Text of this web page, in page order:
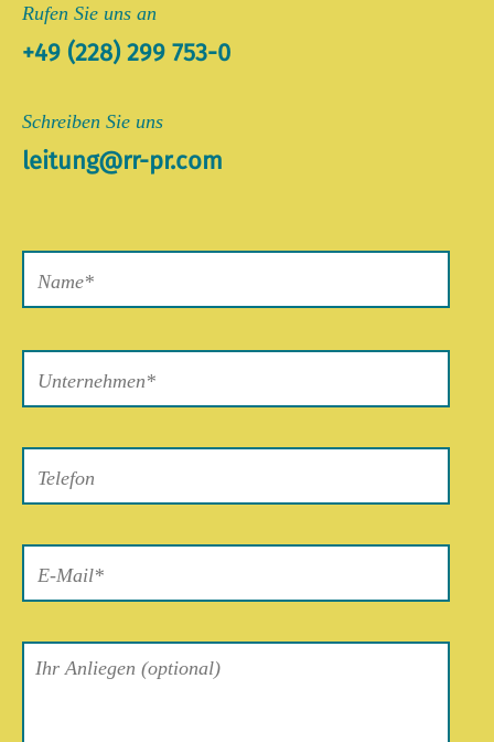
Rufen Sie uns an
+49 (228) 299 753-0
Schreiben Sie uns
leitung@rr-pr.com
lasse
dieses
Feld
leer.